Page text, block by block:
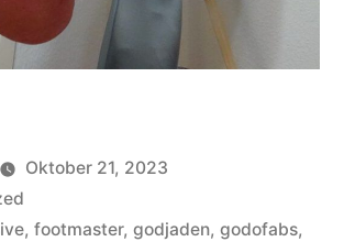
Oktober 21, 2023
, footmaster, godjaden, godofabs,